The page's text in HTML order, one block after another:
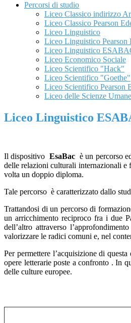
Percorsi di studio
Liceo Classico indirizzo
Liceo Classico Pearson
Liceo Linguistico
Liceo Linguistico Pearson
Liceo Linguistico
Liceo Economico Sociale
Liceo Scientifico "Hack"
Liceo Scientifico "Goethe"
Liceo Scientifico Pearson
Liceo delle Scienze Umane
Liceo Linguistico
Il dispositivo EsaBac è un percorso
delle relazioni culturali internazionali e
volta un doppio diploma.
Tale percorso è caratterizzato dallo
Trattandosi di un percorso di
un arricchimento reciproco fra i due
dell’altro attraverso
valorizzare le radici comuni e, nel
Per permettere l’acquisizione di
opere letterarie poste a confronto . In
delle culture europee.